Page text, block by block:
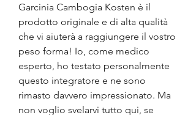
Garcinia Cambogia Kosten è il
prodotto originale e di alta qualità
che vi aiuterà a raggiungere il vostro
peso forma! Io, come medico
esperto, ho testato personalmente
questo integratore e ne sono
rimasto davvero impressionato. Ma
non voglio svelarvi tutto qui, se